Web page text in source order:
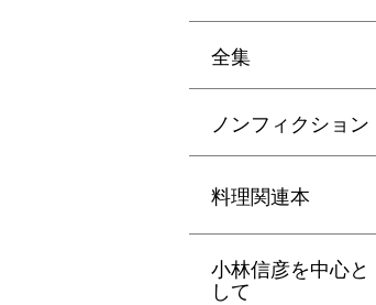
全集
ノンフィクション
料理関連本
小林信彦を中心と
して